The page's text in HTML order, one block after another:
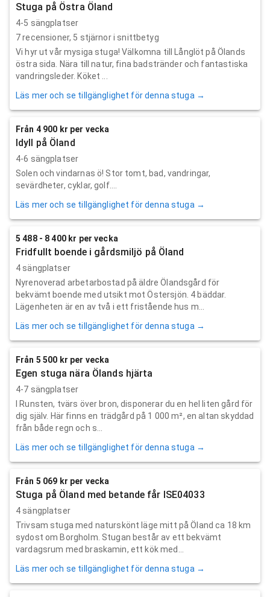
Stuga på Östra Öland
4-5 sängplatser
7recensioner, 5 stjärnor i snittbetyg
Vi hyr ut vår mysiga stuga! Välkomna till Långlöt på Ölands
östra sida. Nära till natur, fina badstränder och fantastiska
vandringsleder. Köket ...
Läs mer och se tillgänglighet för denna stuga →
Från 4 900 kr per vecka
Idyll på Öland
4-6 sängplatser
Solen och vindarnas ö! Stor tomt, bad, vandringar,
sevärdheter, cyklar, golf….
Läs mer och se tillgänglighet för denna stuga →
5 488 - 8 400 kr per vecka
Fridfullt boende i gårdsmiljö på Öland
4 sängplatser
Nyrenoverad arbetarbostad på äldre Ölandsgård för
bekvämt boende med utsikt mot Östersjön. 4 bäddar.
Lägenheten är en av två i ett fristående hus m...
Läs mer och se tillgänglighet för denna stuga →
Från 5 500 kr per vecka
Egen stuga nära Ölands hjärta
4-7 sängplatser
I Runsten, tvärs över bron, disponerar du en hel liten gård för
dig själv. Här finns en trädgård på 1 000 m², en altan skyddad
från både regn och s...
Läs mer och se tillgänglighet för denna stuga →
Från 5 069 kr per vecka
Stuga på Öland med betande får ISE04033
4 sängplatser
Trivsam stuga med naturskönt läge mitt på Öland ca 18 km
sydost om Borgholm. Stugan består av ett bekvämt
vardagsrum med braskamin, ett kök med...
Läs mer och se tillgänglighet för denna stuga →